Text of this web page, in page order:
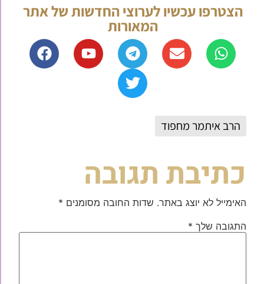
הצטרפו עכשיו לערוצי החדשות של אתר
המאורות
הרב איתמר מחפוד
כתיבת תגובה
האימייל לא יוצג באתר. שדות החובה מסומנים *
התגובה שלך *